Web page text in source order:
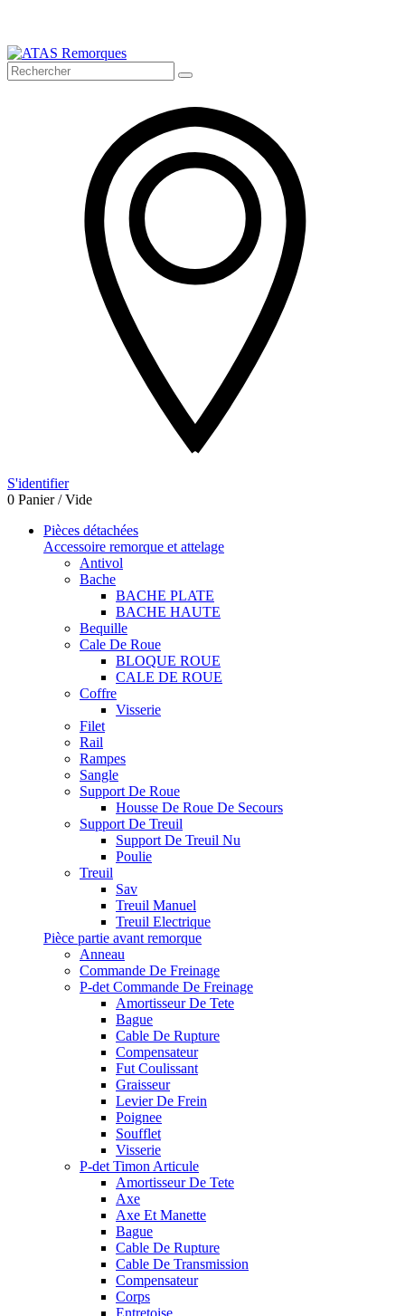
S'identifier
0 Panier /Vide
Pièces détachées
Accessoire remorque et attelage
Antivol
Bache
BACHE PLATE
BACHE HAUTE
Bequille
Cale De Roue
BLOQUE ROUE
CALE DE ROUE
Coffre
Visserie
Filet
Rail
Rampes
Sangle
Support De Roue
Housse De Roue De Secours
Support De Treuil
Support De Treuil Nu
Poulie
Treuil
Sav
Treuil Manuel
Treuil Electrique
Pièce partie avant remorque
Anneau
Commande De Freinage
P-det Commande De Freinage
Amortisseur De Tete
Bague
Cable De Rupture
Compensateur
Fut Coulissant
Graisseur
Levier De Frein
Poignee
Soufflet
Visserie
P-det Timon Articule
Amortisseur De Tete
Axe
Axe Et Manette
Bague
Cable De Rupture
Cable De Transmission
Compensateur
Corps
Entretoise